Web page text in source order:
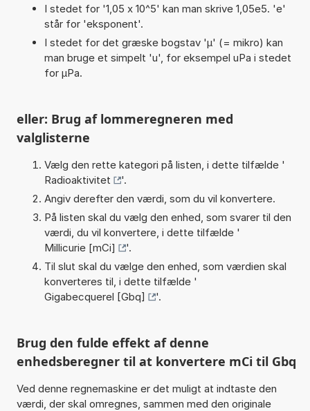
I stedet for '1,05 x 10^5' kan man skrive 1,05e5. 'e'
står for 'eksponent'.
I stedet for det græske bogstav 'µ' (= mikro) kan
man bruge et simpelt 'u', for eksempel uPa i stedet
for µPa.
eller: Brug af lommeregneren med
valglisterne
Vælg den rette kategori på listen, i dette tilfælde '
Radioaktivitet
'.
Angiv derefter den værdi, som du vil konvertere.
På listen skal du vælg den enhed, som svarer til den
værdi, du vil konvertere, i dette tilfælde '
Millicurie [mCi]
'.
Til slut skal du vælge den enhed, som værdien skal
konverteres til, i dette tilfælde '
Gigabecquerel [Gbq]
'.
Brug den fulde effekt af denne
enhedsberegner til at konvertere mCi til Gbq
Ved denne regnemaskine er det muligt at indtaste den
værdi, der skal omregnes, sammen med den originale